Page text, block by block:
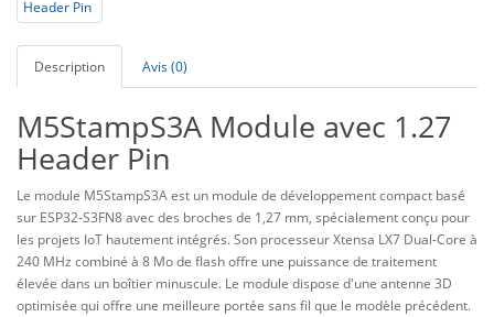
Description Avis (0)
M5StampS3A Module avec 1.27
Header Pin
Le module M5StampS3A est un module de développement compact basé
sur ESP32‑S3FN8 avec des broches de 1,27 mm, spécialement conçu pour
les projets IoT hautement intégrés. Son processeur Xtensa LX7 Dual-Core à
240 MHz combiné à 8 Mo de flash offre une puissance de traitement
élevée dans un boîtier minuscule. Le module dispose d'une antenne 3D
optimisée qui offre une meilleure portée sans fil que le modèle précédent.